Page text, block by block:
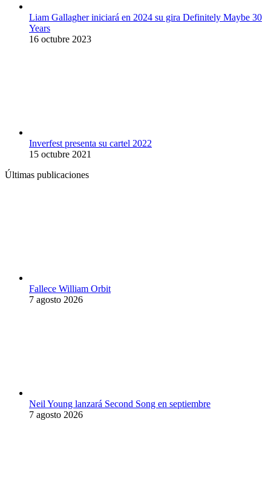
Liam Gallagher iniciará en 2024 su gira Definitely Maybe 30
Years
16 octubre 2023
Inverfest presenta su cartel 2022
15 octubre 2021
Últimas publicaciones
Fallece William Orbit
7 agosto 2026
Neil Young lanzará Second Song en septiembre
7 agosto 2026